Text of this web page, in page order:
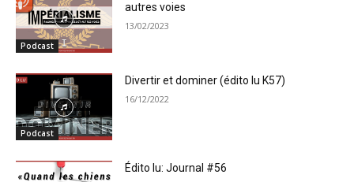
Podcast
autres voies
13/02/2023
Podcast
Divertir et dominer (édito lu K57)
16/12/2022
Édito lu: Journal #56